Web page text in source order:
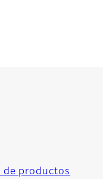
de productos